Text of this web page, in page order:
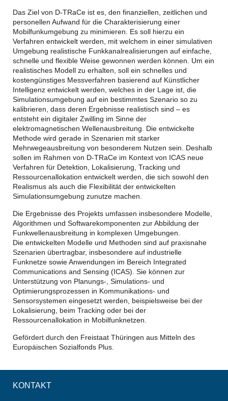
Das Ziel von D-TRaCe ist es, den finanziellen, zeitlichen und
personellen Aufwand für die Charakterisierung einer
Mobilfunkumgebung zu minimieren. Es soll hierzu ein
Verfahren entwickelt werden, mit welchem in einer simulativen
Umgebung realistische Funkkanalrealisierungen auf einfache,
schnelle und flexible Weise gewonnen werden können. Um ein
realistisches Modell zu erhalten, soll ein schnelles und
kostengünstiges Messverfahren basierend auf Künstlicher
Intelligenz entwickelt werden, welches in der Lage ist, die
Simulationsumgebung auf ein bestimmtes Szenario so zu
kalibrieren, dass deren Ergebnisse realistisch sind – es
entsteht ein digitaler Zwilling im Sinne der
elektromagnetischen Wellenausbreitung. Die entwickelte
Methode wird gerade in Szenarien mit starker
Mehrwegeausbreitung von besonderem Nutzen sein. Deshalb
sollen im Rahmen von D-TRaCe im Kontext von ICAS neue
Verfahren für Detektion, Lokalisierung, Tracking und
Ressourcenallokation entwickelt werden, die sich sowohl den
Realismus als auch die Flexibilität der entwickelten
Simulationsumgebung zunutze machen.
Die Ergebnisse des Projekts umfassen insbesondere Modelle,
Algorithmen und Softwarekomponenten zur Abbildung der
Funkwellenausbreitung in komplexen Umgebungen.
Die entwickelten Modelle und Methoden sind auf praxisnahe
Szenarien übertragbar, insbesondere auf industrielle
Funknetze sowie Anwendungen im Bereich Integrated
Communications and Sensing (ICAS). Sie können zur
Unterstützung von Planungs-, Simulations- und
Optimierungsprozessen in Kommunikations- und
Sensorsystemen eingesetzt werden, beispielsweise bei der
Lokalisierung, beim Tracking oder bei der
Ressourcenallokation in Mobilfunknetzen.
Gefördert durch den Freistaat Thüringen aus Mitteln des
Europäischen Sozialfonds Plus.
KONTAKT